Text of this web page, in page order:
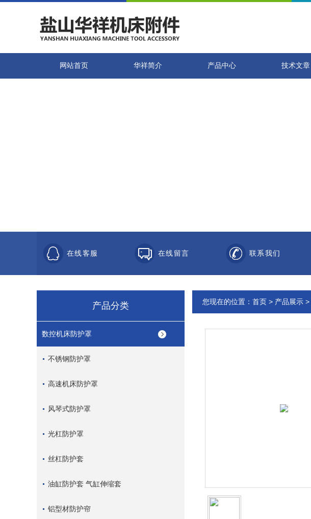
网站首页 华祥简介 产品中心 技术文章
在线客服 在线留言 联系我们
产品分类
数控机床防护罩
不锈钢防护罩
高速机床防护罩
风琴式防护罩
光杠防护罩
丝杠防护套
油缸防护套 气缸伸缩套
铝型材防护帘
您现在的位置： 首页 > 产品展示 >